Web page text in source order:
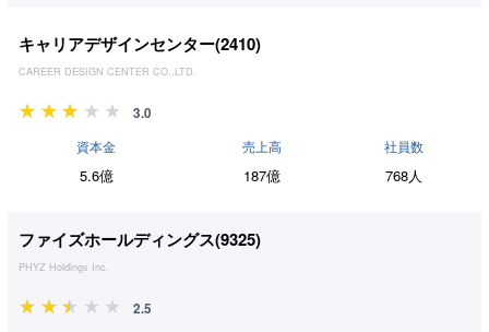
キャリアデザインセンター(2410)
CAREER DESIGN CENTER CO.,LTD.
3.0
資本金
5.6億
売上高
187億
社員数
768人
ファイズホールディングス(9325)
PHYZ Holdings Inc.
2.5